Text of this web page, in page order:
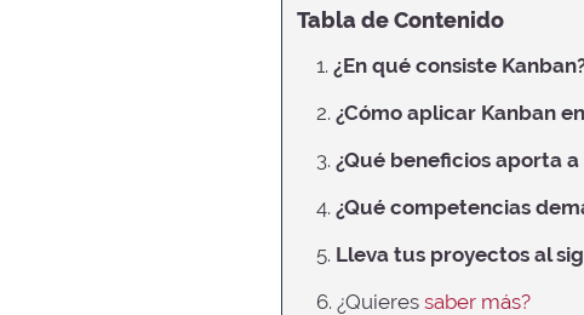
Tabla de Contenido
1. ¿En qué consiste
2. ¿Cómo aplicar Kanban
3. ¿Qué beneficios aporta
4. ¿Qué competencias
5. Lleva tus proyectos al
6. ¿Quieres saber más?